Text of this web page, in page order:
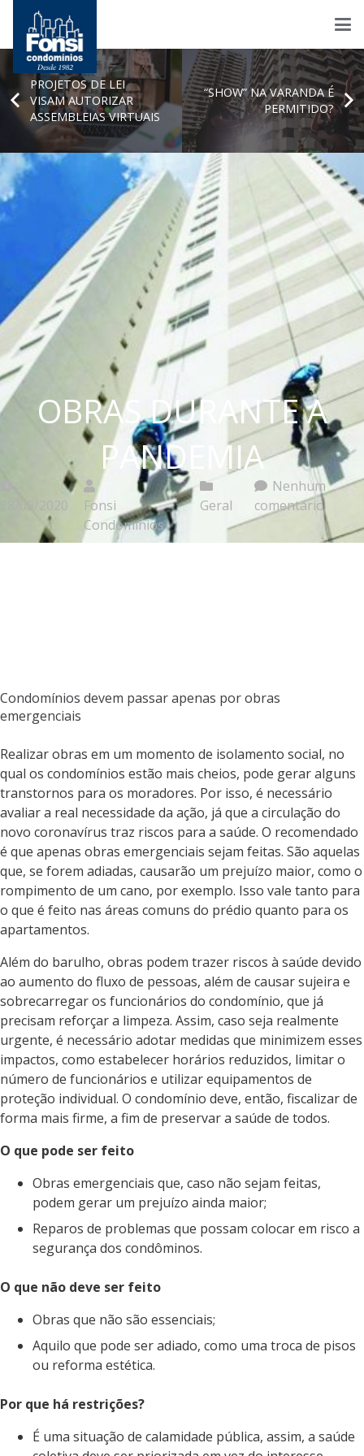
PROJETOS DE LEI
VISAM AUTORIZAR
ASSEMBLEIAS VIRTUAIS
“SHOW” NA VARANDA É
PERMITIDO?
OBRAS DURANTE A
PANDEMIA
28/05/2020
Fonsi
Condomínios
Geral
Nenhum
comentário
Condomínios devem passar apenas por obras
emergenciais
Realizar obras em um momento de isolamento social, no
qual os condomínios estão mais cheios, pode gerar alguns
transtornos para os moradores. Por isso, é necessário
avaliar a real necessidade da ação, já que a circulação do
novo coronavírus traz riscos para a saúde. O recomendado
é que apenas obras emergenciais sejam feitas. São aquelas
que, se forem adiadas, causarão um prejuízo maior, como o
rompimento de um cano, por exemplo. Isso vale tanto para
o que é feito nas áreas comuns do prédio quanto para os
apartamentos.
Além do barulho, obras podem trazer riscos à saúde devido
ao aumento do fluxo de pessoas, além de causar sujeira e
sobrecarregar os funcionários do condomínio, que já
precisam reforçar a limpeza. Assim, caso seja realmente
urgente, é necessário adotar medidas que minimizem esses
impactos, como estabelecer horários reduzidos, limitar o
número de funcionários e utilizar equipamentos de
proteção individual. O condomínio deve, então, fiscalizar de
forma mais firme, a fim de preservar a saúde de todos.
O que pode ser feito
Obras emergenciais que, caso não sejam feitas,
podem gerar um prejuízo ainda maior;
Reparos de problemas que possam colocar em risco a
segurança dos condôminos.
O que não deve ser feito
Obras que não são essenciais;
Aquilo que pode ser adiado, como uma troca de pisos
ou reforma estética.
Por que há restrições?
É uma situação de calamidade pública, assim, a saúde